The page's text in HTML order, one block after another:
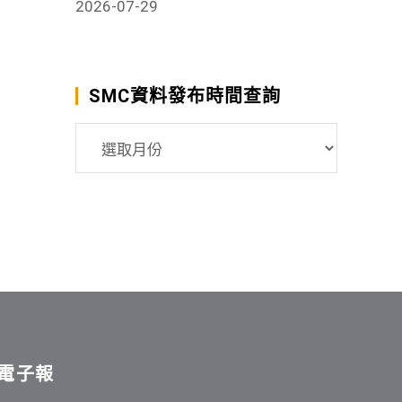
2026-07-29
SMC資料發布時間查詢
子報